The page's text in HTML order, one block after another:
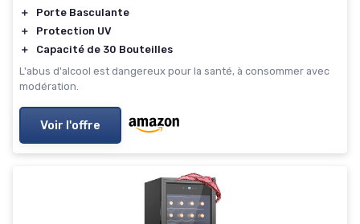
＋
Porte Basculante
＋
Protection UV
＋
Capacité de 30 Bouteilles
L'abus d'alcool est dangereux pour la santé, à consommer avec
modération.
Voir l'offre